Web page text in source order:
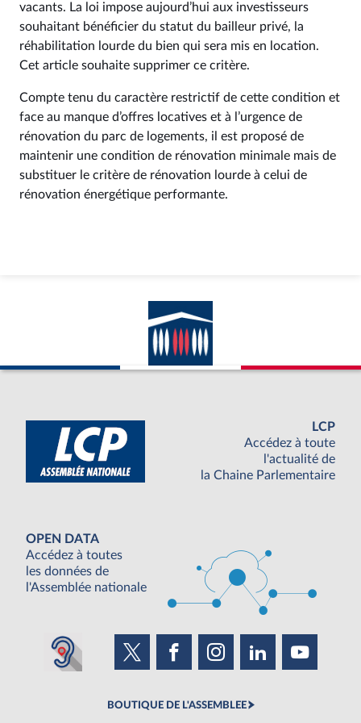
vacants. La loi impose aujourd’hui aux investisseurs
souhaitant bénéficier du statut du bailleur privé, la
réhabilitation lourde du bien qui sera mis en location.
Cet article souhaite supprimer ce critère.
Compte tenu du caractère restrictif de cette condition et
face au manque d’offres locatives et à l’urgence de
rénovation du parc de logements, il est proposé de
maintenir une condition de rénovation minimale mais de
substituer le critère de rénovation lourde à celui de
rénovation énergétique performante.
LCP
Accédez à toute
l'actualité de
la Chaine Parlementaire
OPEN DATA
Accédez à toutes
les données de
l'Assemblée nationale
BOUTIQUE DE L'ASSEMBLEE